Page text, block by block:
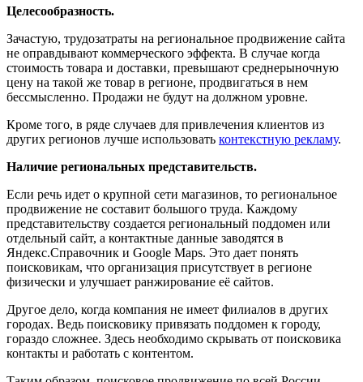
Целесообразность.
Зачастую, трудозатраты на региональное продвижение сайта
не оправдывают коммерческого эффекта. В случае когда
стоимость товара и доставки, превышают среднерыночную
цену на такой же товар в регионе, продвигаться в нем
бессмысленно. Продажи не будут на должном уровне.
Кроме того, в ряде случаев для привлечения клиентов из
других регионов лучше использовать контекстную рекламу.
Наличие региональных представительств.
Если речь идет о крупной сети магазинов, то региональное
продвижение не составит большого труда. Каждому
представительству создается региональный поддомен или
отдельный сайт, а контактные данные заводятся в
Яндекс.Справочник и Google Maps. Это дает понять
поисковикам, что организация присутствует в регионе
физически и улучшает ранжирование её сайтов.
Другое дело, когда компания не имеет филиалов в других
городах. Ведь поисковику привязать поддомен к городу,
гораздо сложнее. Здесь необходимо скрывать от поисковика
контакты и работать с контентом.